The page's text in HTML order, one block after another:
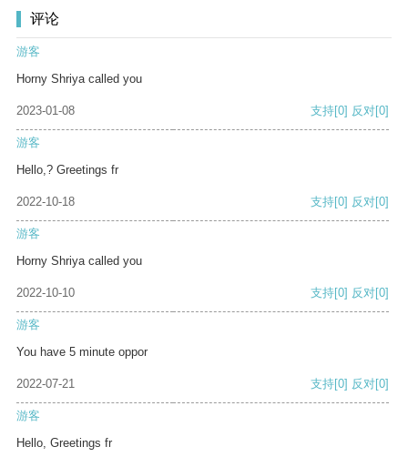
评论
游客
Horny Shriya called you
2023-01-08 支持[0] 反对[0]
游客
Hello,? Greetings fr
2022-10-18 支持[0] 反对[0]
游客
Horny Shriya called you
2022-10-10 支持[0] 反对[0]
游客
You have 5 minute oppor
2022-07-21 支持[0] 反对[0]
游客
Hello, Greetings fr